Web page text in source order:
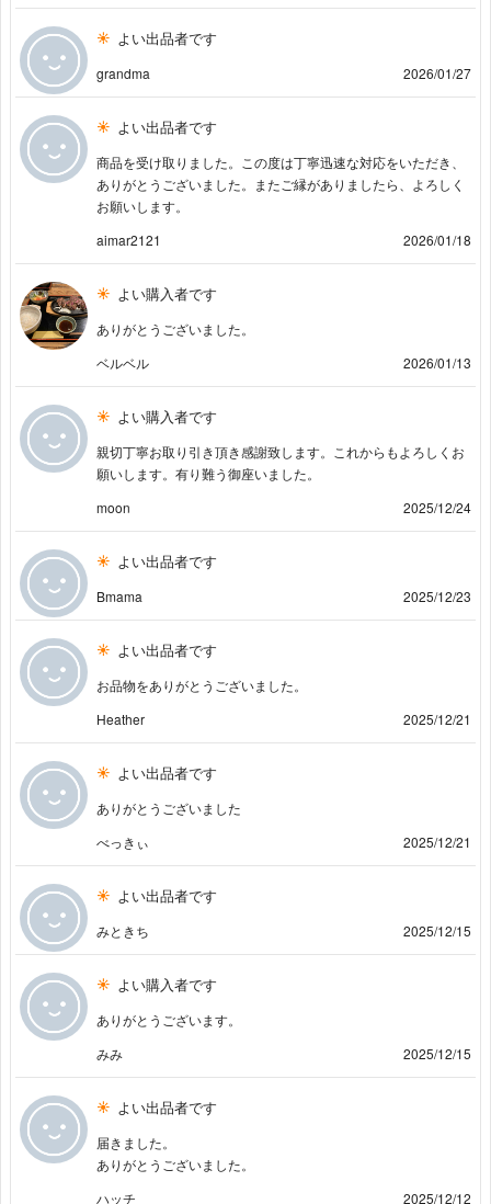
よい出品者です
grandma 2026/01/27
よい出品者です
商品を受け取りました。この度は丁寧迅速な対応をいただき、
ありがとうございました。またご縁がありましたら、よろしく
お願いします。
aimar2121
2026/01/18
よい購入者です
ありがとうございました。
ベルベル
2026/01/13
よい購入者です
親切丁寧お取り引き頂き感謝致します。これからもよろしくお
願いします。有り難う御座いました。
moon
2025/12/24
よい出品者です
Bmama 2025/12/23
よい出品者です
お品物をありがとうございました。
Heather
2025/12/21
よい出品者です
ありがとうございました
べっきぃ
2025/12/21
よい出品者です
みときち 2025/12/15
よい購入者です
ありがとうございます。
みみ
2025/12/15
よい出品者です
届きました。
ありがとうございました。
ハッチ
2025/12/12